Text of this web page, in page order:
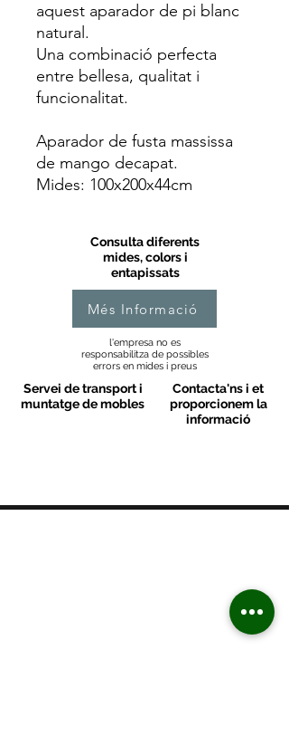
aquest aparador de pi blanc
natural.
Una combinació perfecta
entre bellesa, qualitat i
funcionalitat.
Aparador de fusta massissa
de mango decapat.
Mides: 100x200x44cm
Consulta diferents
mides, colors i
entapissats
Més Informació
l'empresa no es
responsabilitza de possibles
errors en mides i preus
Servei de transport i
muntatge de mobles
Contacta'ns i et
proporcionem la
informació